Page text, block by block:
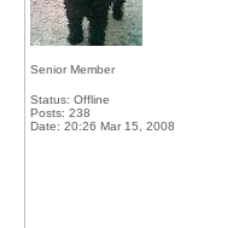
Senior Member
Status: Offline
Posts: 238
Date: 20:26 Mar 15, 2008